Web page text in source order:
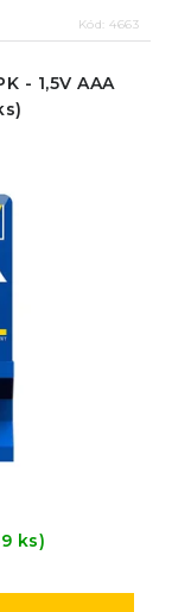
Kód: 4663
- 1,5V AAA
ks)